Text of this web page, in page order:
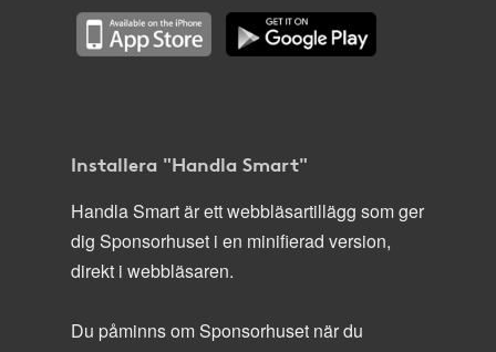
Installera "Handla Smart"
Handla Smart är ett webbläsartillägg som ger
dig Sponsorhuset i en minifierad version,
direkt i webbläsaren.
Du påminns om Sponsorhuset när du